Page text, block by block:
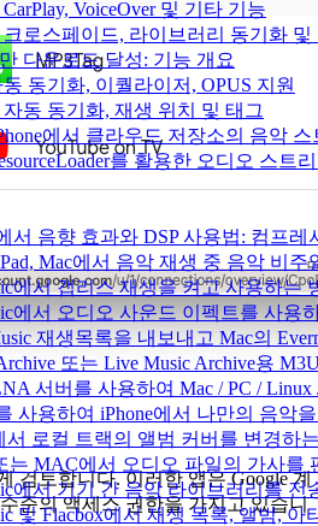
CarPlay, VoiceOver 및 기타 기능
크로스페이드, 라이브러리 동기화 및
다운로드 달성: 기능 개요
동 동기화, 이퀄라이저, OPUS 지원
자동 동기화, 재생 위치 및 태그
에서 클라우드 저장소의 음악
를 활용한 오디오 스트
서 음향 효과와 DSP 사용법: 컴프
Mac에서 음악 재생 중 음악 비
에서 갭리스 재생을 켜고 사용하는
에서 오디오 사운드 이펙트를 사
재생목록을 내보내고 Mac의
또는 Live Music Archive용
서버를 사용하여 Mac / PC /
사용하여 iPhone에서 나만의 음악
서 로컬 트랙의 앨범 커버를 변경하
는 MAC에서 오디오 파일의 가사를
에서 기기 간 음악 라이브러리를
및 Flacbox에서 재생 목록, 앨범,
검토합니다. 이러한 앱은 Google 계
준의 액세스 권한을 가지고 있습니